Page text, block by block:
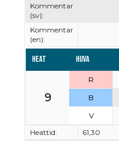
Kommentar
(sv):
Kommentar
(en):
Heat Huva
9
R
B
V
Heattid:
61,30